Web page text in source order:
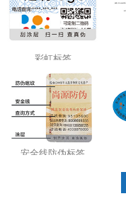
彩虹标签
安全线防伪标签